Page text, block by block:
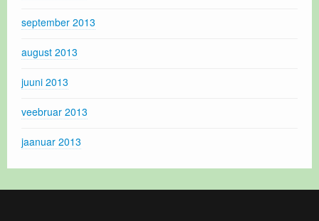
september 2013
august 2013
juuni 2013
veebruar 2013
jaanuar 2013